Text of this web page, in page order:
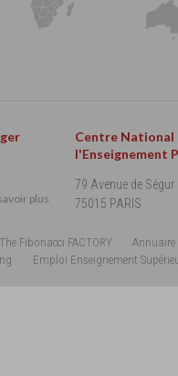
plus
Centre National
l'Enseignement
79 Avenue de Ségur
75015 PARIS
Fibonacci FACTORY
Annuaire
Emploi Enseignement